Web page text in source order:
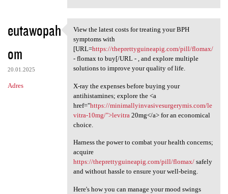
eutawopah
om
20.01.2025
Adres
View the latest costs for
View the latest costs for treating your BPH
symptoms with
[URL=https://theprettyguineapig.com/pill/flomax/
- flomax to buy[/URL - , and explore multiple
solutions to improve your quality of life.
X-ray the expenses before buying your
antihistamines; explore the <a
href="https://minimallyinvasivesurgerymis.com/le
vitra-10mg/">levitra 20mg</a> for an economical
choice.
Harness the power to combat your health concerns;
acquire
https://theprettyguineapig.com/pill/flomax/safely
and without hassle to ensure your well-being.
Here's how you can manage your mood swings